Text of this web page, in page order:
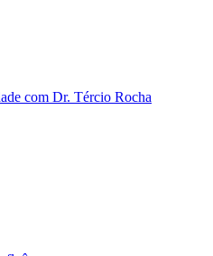
com Dr. Tércio Rocha